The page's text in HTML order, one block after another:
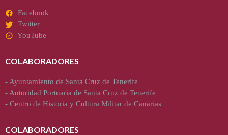
Facebook
Twitter
YouTube
COLABORADORES
- Ayuntamiento de Santa Cruz de Tenerife
- Autoridad Portuaria de Santa Cruz de Tenerife
- Centro de Historia y Cultura Militar de Canarias
COLABORADORES